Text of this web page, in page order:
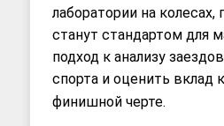
лаборатории на
станут стандартом для
подход к анализу
спорта и оценить вклад
финишной черте.